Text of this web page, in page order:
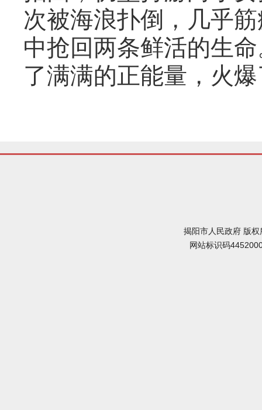
次被海浪扑倒，几乎
中抢回两条鲜活的生
了满满的正能量，火
揭阳市人民政府 版
网站标识码